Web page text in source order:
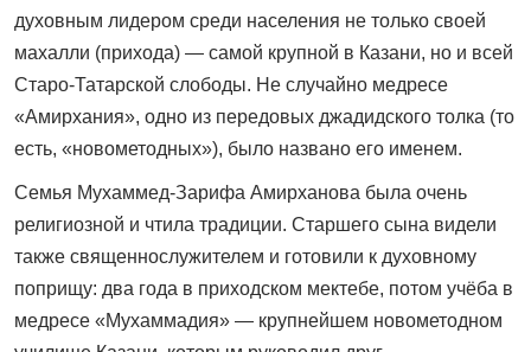
духовным лидером среди населения не только своей
махалли (прихода) — самой крупной в Казани, но и всей
Старо-Татарской слободы. Не случайно медресе
«Амирхания», одно из передовых джадидского толка (то
есть, «новометодных»), было названо его именем.
Cемья Мухаммед-Зарифа Амирханова была очень
религиозной и чтила традиции. Старшего сына видели
также священнослужителем и готовили к духовному
поприщу: два года в приходском мектебе, потом учёба в
медресе «Мухаммадия» — крупнейшем новометодном